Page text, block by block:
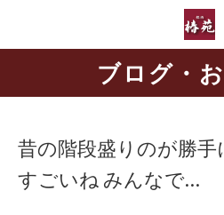
ブログ・
昔の階段盛りのが勝手
すごいね みんなで…